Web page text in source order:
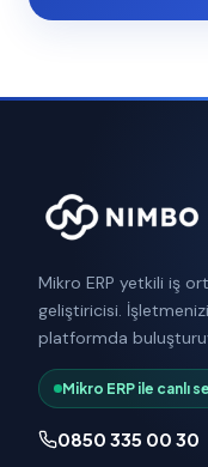
Mikro ERP yetkili iş
geliştiricisi.
platformda
Mikro ERP ile canlı
0850 335 00 30